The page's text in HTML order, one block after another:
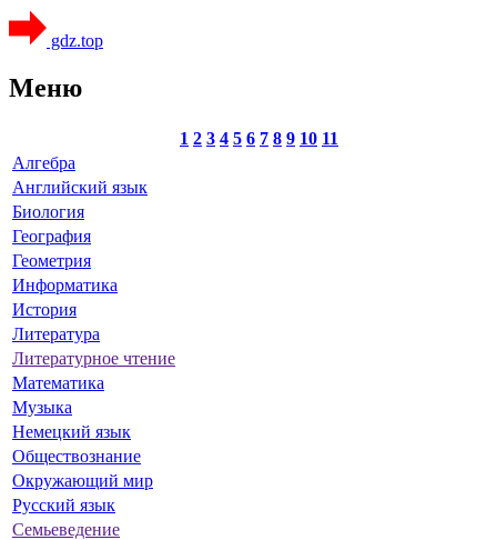
gdz.top
Меню
1 2 3 4 5 6 7 8 9 10 11
Алгебра
Английский язык
Биология
География
Геометрия
Информатика
История
Литература
Литературное чтение
Математика
Музыка
Немецкий язык
Обществознание
Окружающий мир
Русский язык
Семьеведение